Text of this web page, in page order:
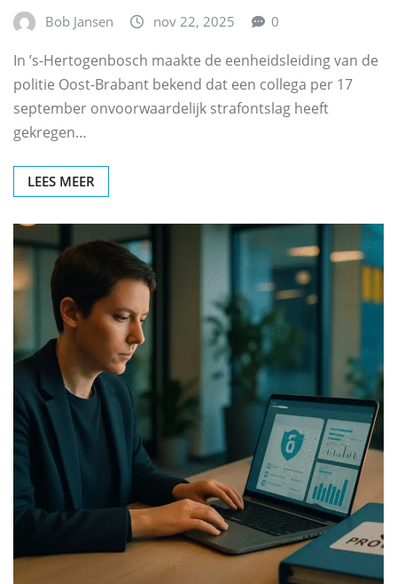
Bob Jansen nov 22, 2025 0
In ’s-Hertogenbosch maakte de eenheidsleiding van de
politie Oost-Brabant bekend dat een collega per 17
september onvoorwaardelijk strafontslag heeft
gekregen…
LEES MEER